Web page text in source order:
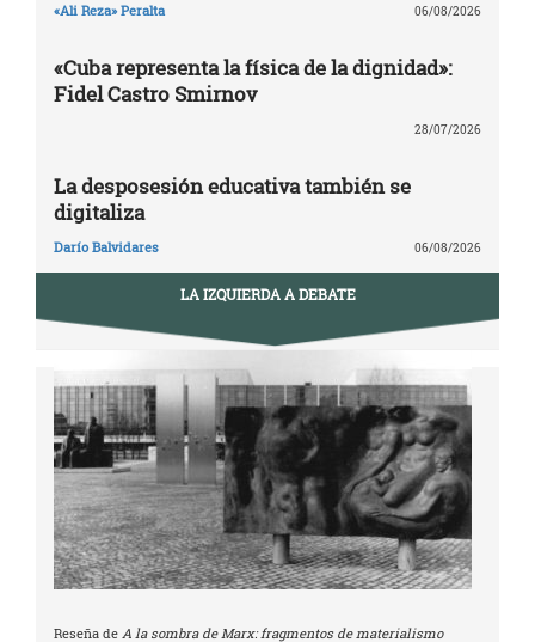
«Ali Reza» Peralta 06/08/2026
«Cuba representa la física de la dignidad»:
Fidel Castro Smirnov
28/07/2026
La desposesión educativa también se
digitaliza
Darío Balvidares 06/08/2026
LA IZQUIERDA A DEBATE
Reseña de A la sombra de Marx: fragmentos de materialismo